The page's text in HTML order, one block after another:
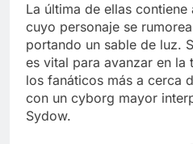
La última de ellas contiene
cuyo personaje se
portando un sable de luz.
es vital para avanzar en la
los fanáticos más a cerca
con un cyborg mayor
Sydow.